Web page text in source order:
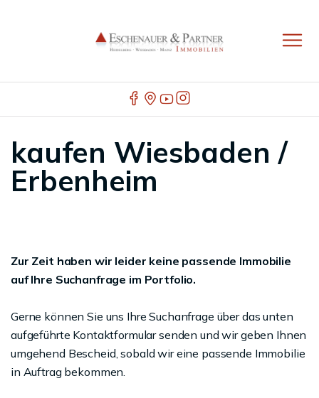
kaufen Wiesbaden /
Erbenheim
Zur Zeit haben wir leider keine passende Immobilie
auf Ihre Suchanfrage im Portfolio.
Gerne können Sie uns Ihre Suchanfrage über das unten
aufgeführte Kontaktformular senden und wir geben Ihnen
umgehend Bescheid, sobald wir eine passende Immobilie
in Auftrag bekommen.